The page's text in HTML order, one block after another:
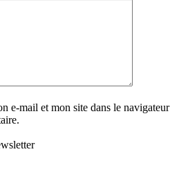
e-mail et mon site dans le navigateur